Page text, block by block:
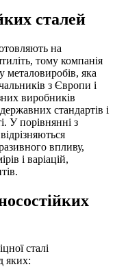
сталей
на
тому компанія
яка
з Європи і
виробників
стандартів і
У порівнянні з
впливу,
і варіацій,
сталі
яких: